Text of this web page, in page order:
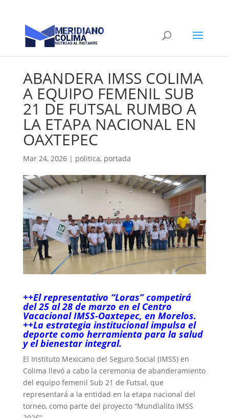
ABANDERA IMSS COLIMA
A EQUIPO FEMENIL SUB
21 DE FUTSAL RUMBO A
LA ETAPA NACIONAL EN
OAXTEPEC
Mar 24, 2026| politica, portada
++El representativo “Loras” competirá
del 25 al 28 de marzo en el Centro
Vacacional IMSS-Oaxtepec, en Morelos.
++La estrategia institucional impulsa el
deporte como herramienta para la salud
y el bienestar integral.
El Instituto Mexicano del Seguro Social (IMSS) en
Colima llevó a cabo la ceremonia de abanderamiento
del equipo femenil Sub 21 de Futsal, que
representará a la entidad en la etapa nacional del
torneo, como parte del proyecto “Mundialito IMSS